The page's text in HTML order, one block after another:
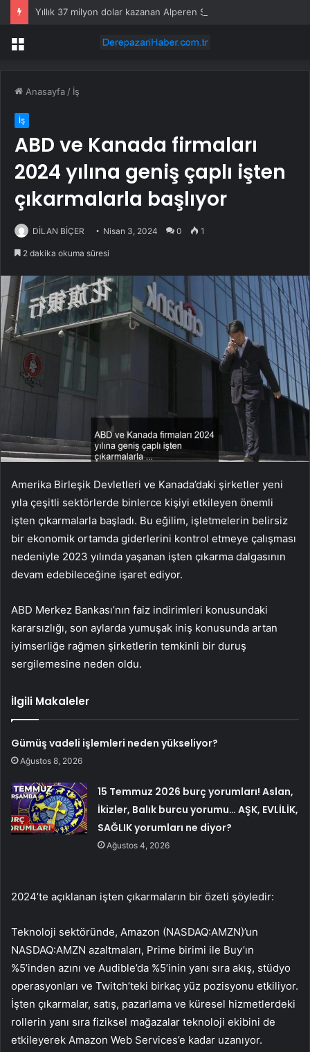
Menü
Anasayfa / İş
İş
ABD ve Kanada firmaları
2024 yılına geniş çaplı işten
çıkarmalarla başlıyor
DİLAN BİÇER Nisan 3, 2024 0 1
2 dakika okuma süresi
Amerika Birleşik Devletleri ve Kanada’daki şirketler yeni
yıla çeşitli sektörlerde binlerce kişiyi etkileyen önemli
işten çıkarmalarla başladı. Bu eğilim, işletmelerin belirsiz
bir ekonomik ortamda giderlerini kontrol etmeye çalışması
nedeniyle 2023 yılında yaşanan işten çıkarma dalgasının
devam edebileceğine işaret ediyor.
ABD Merkez Bankası’nın faiz indirimleri konusundaki
kararsızlığı, son aylarda yumuşak iniş konusunda artan
iyimserliğe rağmen şirketlerin temkinli bir duruş
sergilemesine neden oldu.
İlgili Makaleler
Gümüş vadeli işlemleri neden yükseliyor?
Ağustos 8, 2026
15 Temmuz 2026 burç yorumları! Aslan,
İkizler, Balık burcu yorumu… AŞK, EVLİLİK,
SAĞLIK yorumları ne diyor?
Ağustos 4, 2026
2024’te açıklanan işten çıkarmaların bir özeti şöyledir:
Teknoloji sektöründe, Amazon (NASDAQ:AMZN)’un
NASDAQ:AMZN azaltmaları, Prime birimi ile Buy’ın
%5’inden azını ve Audible’da %5’inin yanı sıra akış, stüdyo
operasyonları ve Twitch’teki birkaç yüz pozisyonu etkiliyor.
İşten çıkarmalar, satış, pazarlama ve küresel hizmetlerdeki
rollerin yanı sıra fiziksel mağazalar teknoloji ekibini de
etkileyerek Amazon Web Services’e kadar uzanıyor.